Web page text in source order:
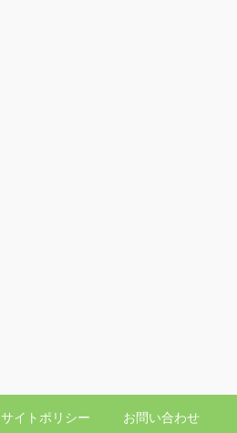
サイトポリシー お問い合わせ